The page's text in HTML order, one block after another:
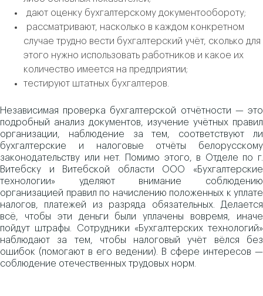
дают оценку бухгалтерскому документообороту;
рассматривают, насколько в каждом конкретном
случае трудно вести бухгалтерский учёт, сколько для
этого нужно использовать работников и какое их
количество имеется на предприятии;
тестируют штатных бухгалтеров.
Независимая проверка бухгалтерской отчётности — это
подробный анализ документов, изучение учётных правил
организации, наблюдение за тем, соответствуют ли
бухгалтерские и налоговые отчёты белорусскому
законодательству или нет. Помимо этого, в Отделе по г.
Витебску и Витебской области ООО «Бухгалтерские
технологии» уделяют внимание соблюдению
организацией правил по начислению положенных к уплате
налогов, платежей из разряда обязательных. Делается
всё, чтобы эти деньги были уплачены вовремя, иначе
пойдут штрафы. Сотрудники «Бухгалтерских технологий»
наблюдают за тем, чтобы налоговый учёт вёлся без
ошибок (помогают в его ведении). В сфере интересов —
соблюдение отечественных трудовых норм.